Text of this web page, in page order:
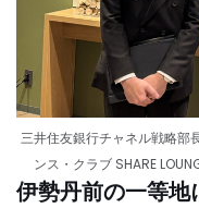
三井住友銀行チャネル戦略部
ンス・クラブ SHARE
伊勢丹前の一等地